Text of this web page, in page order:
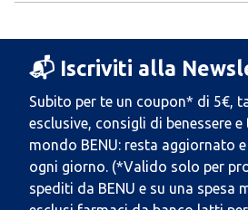
📬 Iscriviti alla
Subito per te un coupon* di 5€,
esclusive, consigli di benessere
mondo BENU: resta aggiornato
ogni giorno. (*Valido solo per
spediti da BENU e su una spesa